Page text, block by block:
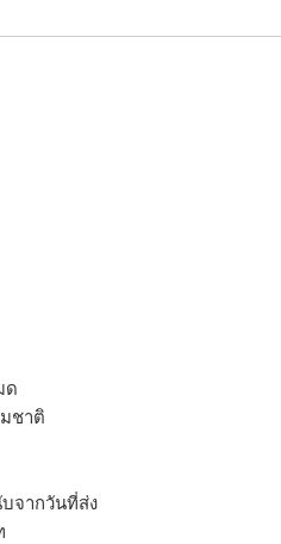
ด
ชาติ
จากวันที่ส่ง